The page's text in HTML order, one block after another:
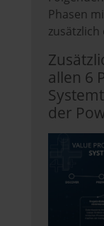
Phasen
allen 6
der